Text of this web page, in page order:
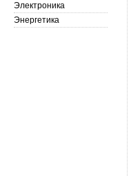
Электроника
Энергетика